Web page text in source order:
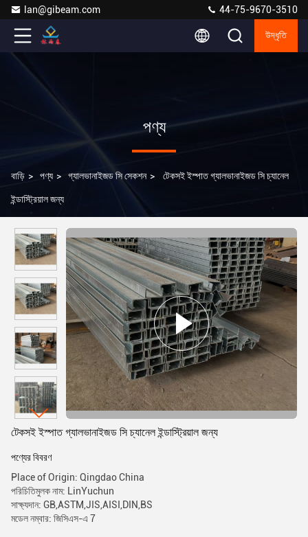
lan@gibeam.com 44-75-9670-3510
উদ্ধৃতি
পণ্য
বাড়ি > পণ্য > গ্যালভানাইজড সি সেকশন > টেকসই ইস্পাত গ্যালভানাইজড সি চ্যানেল
ইন্ডাস্ট্রিয়াল জন্য
টেকসই ইস্পাত গ্যালভানাইজড সি চ্যানেল ইন্ডাস্ট্রিয়াল জন্য
পণ্যের বিবরণ
Place of Origin: Qingdao China
পরিচিতিমুলক নাম: LinYuchun
সাক্ষ্যদান: GB,ASTM,JIS,AISI,DIN,BS
মডেল নম্বার: জিসিএস-এ 7